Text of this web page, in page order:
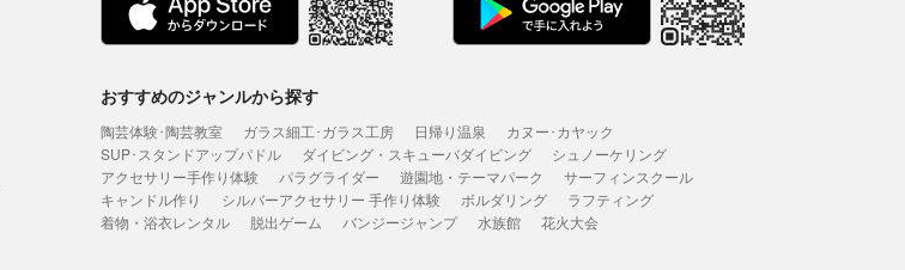
おすすめのジャンルから探す
陶芸体験･陶芸教室 ガラス細工･ガラス工房 日帰り温泉
カヌー･カヤック
SUP･スタンドアップパドル
ダイビング・スキューバダイビング
シュノーケリング
アクセサリー手作り体験
パラグライダー 遊園地・テーマパーク
サーフィンスクール
キャンドル作り
シルバーアクセサリー 手作り体験 ボルダリング
ラフティング
着物・浴衣レンタル
脱出ゲーム バンジージャンプ 水族館 花火大会